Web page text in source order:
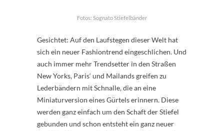
Fotos: Sognato Stiefelbänder
Gesichtet: Auf den Laufstegen dieser Welt hat
sich ein neuer Fashiontrend eingeschlichen. Und
auch immer mehr Trendsetter in den Straßen
New Yorks, Paris‘ und Mailands greifen zu
Lederbändern mit Schnalle, die an eine
Miniaturversion eines Gürtels erinnern. Diese
werden ganz einfach um den Schaft der Stiefel
gebunden und schon entsteht ein ganz neuer